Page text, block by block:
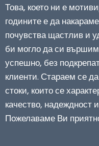
Това, което ни е
годините е да
почувства щастлив и
би могло да си
успешно, без
клиенти. Стараем се
стоки, които се
качество, надеждност
Пожелаваме Ви